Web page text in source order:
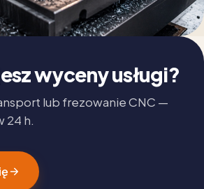
wyceny usługi?
lub frezowanie CNC —
24 h.